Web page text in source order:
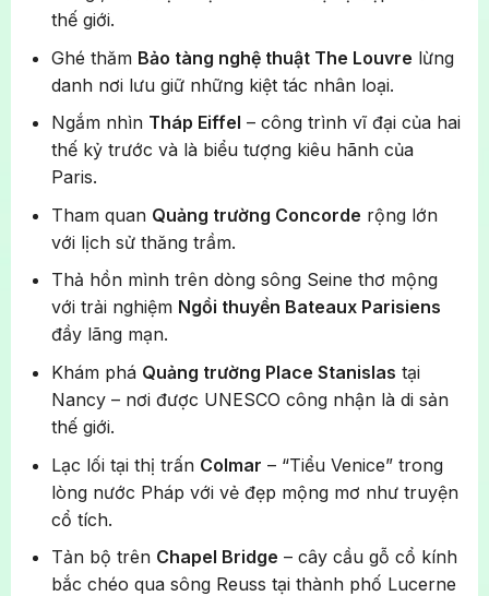
thế giới.
Ghé thăm Bảo tàng nghệ thuật The Louvre lừng
danh nơi lưu giữ những kiệt tác nhân loại.
Ngắm nhìn Tháp Eiffel – công trình vĩ đại của hai
thế kỷ trước và là biểu tượng kiêu hãnh của
Paris.
Tham quan Quảng trường Concorde rộng lớn
với lịch sử thăng trầm.
Thả hồn mình trên dòng sông Seine thơ mộng
với trải nghiệm Ngồi thuyền Bateaux Parisiens
đầy lãng mạn.
Khám phá Quảng trường Place Stanislas tại
Nancy – nơi được UNESCO công nhận là di sản
thế giới.
Lạc lối tại thị trấn Colmar – “Tiểu Venice” trong
lòng nước Pháp với vẻ đẹp mộng mơ như truyện
cổ tích.
Tản bộ trên Chapel Bridge – cây cầu gỗ cổ kính
bắc chéo qua sông Reuss tại thành phố Lucerne